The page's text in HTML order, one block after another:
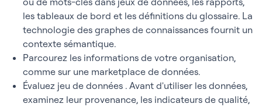
les tableaux de bord et les définitions du glossaire. La
technologie des graphes de connaissances fournit un
contexte sémantique.
Parcourez les informations de votre organisation,
comme sur une marketplace de données.
Évaluez jeu de données . Avant d'utiliser les données,
examinez leur provenance, les indicateurs de qualité,